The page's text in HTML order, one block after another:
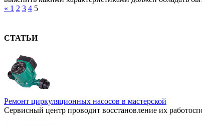
« 1 2 3 4 5
СТАТЬИ
Ремонт циркуляционных насосов в мастерской
Сервисный центр проводит восстановление их